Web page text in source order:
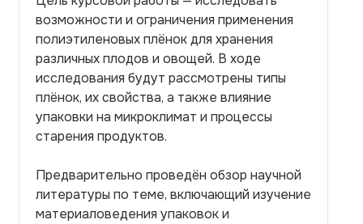
возможности и ограничения применения
полиэтиленовых плёнок для хранения
различных плодов и овощей. В ходе
исследования будут рассмотрены типы
плёнок, их свойства, а также влияние
упаковки на микроклимат и процессы
старения продуктов.
Предварительно проведён обзор научной
литературы по теме, включающий изучение
материаловедения упаковок и